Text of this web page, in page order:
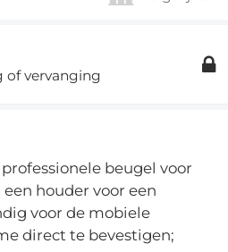
of vervanging
beugel voor
houder voor een
voor de mobiele
direct te bevestigen;